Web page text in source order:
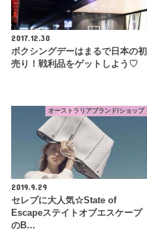
2017.12.30
ボクシングデーはまるで日本の初
売り！戦利品をゲットしよう♡
オーストラリアブランド/ショップ
2019.9.29
セレブに大人気☆State of
Escapeステイトオブエスケープ
のB…